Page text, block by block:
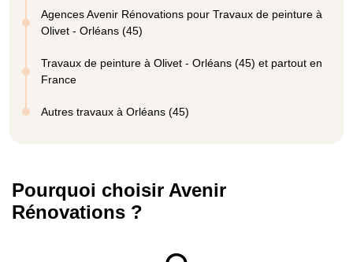
Agences Avenir Rénovations pour Travaux de peinture à
Olivet - Orléans (45)
Travaux de peinture à Olivet - Orléans (45) et partout en
France
Autres travaux à Orléans (45)
Pourquoi choisir Avenir
Rénovations ?